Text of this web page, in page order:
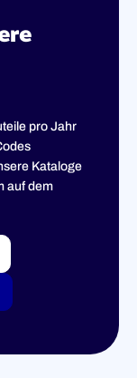
pro Jahr
Kataloge
auf dem